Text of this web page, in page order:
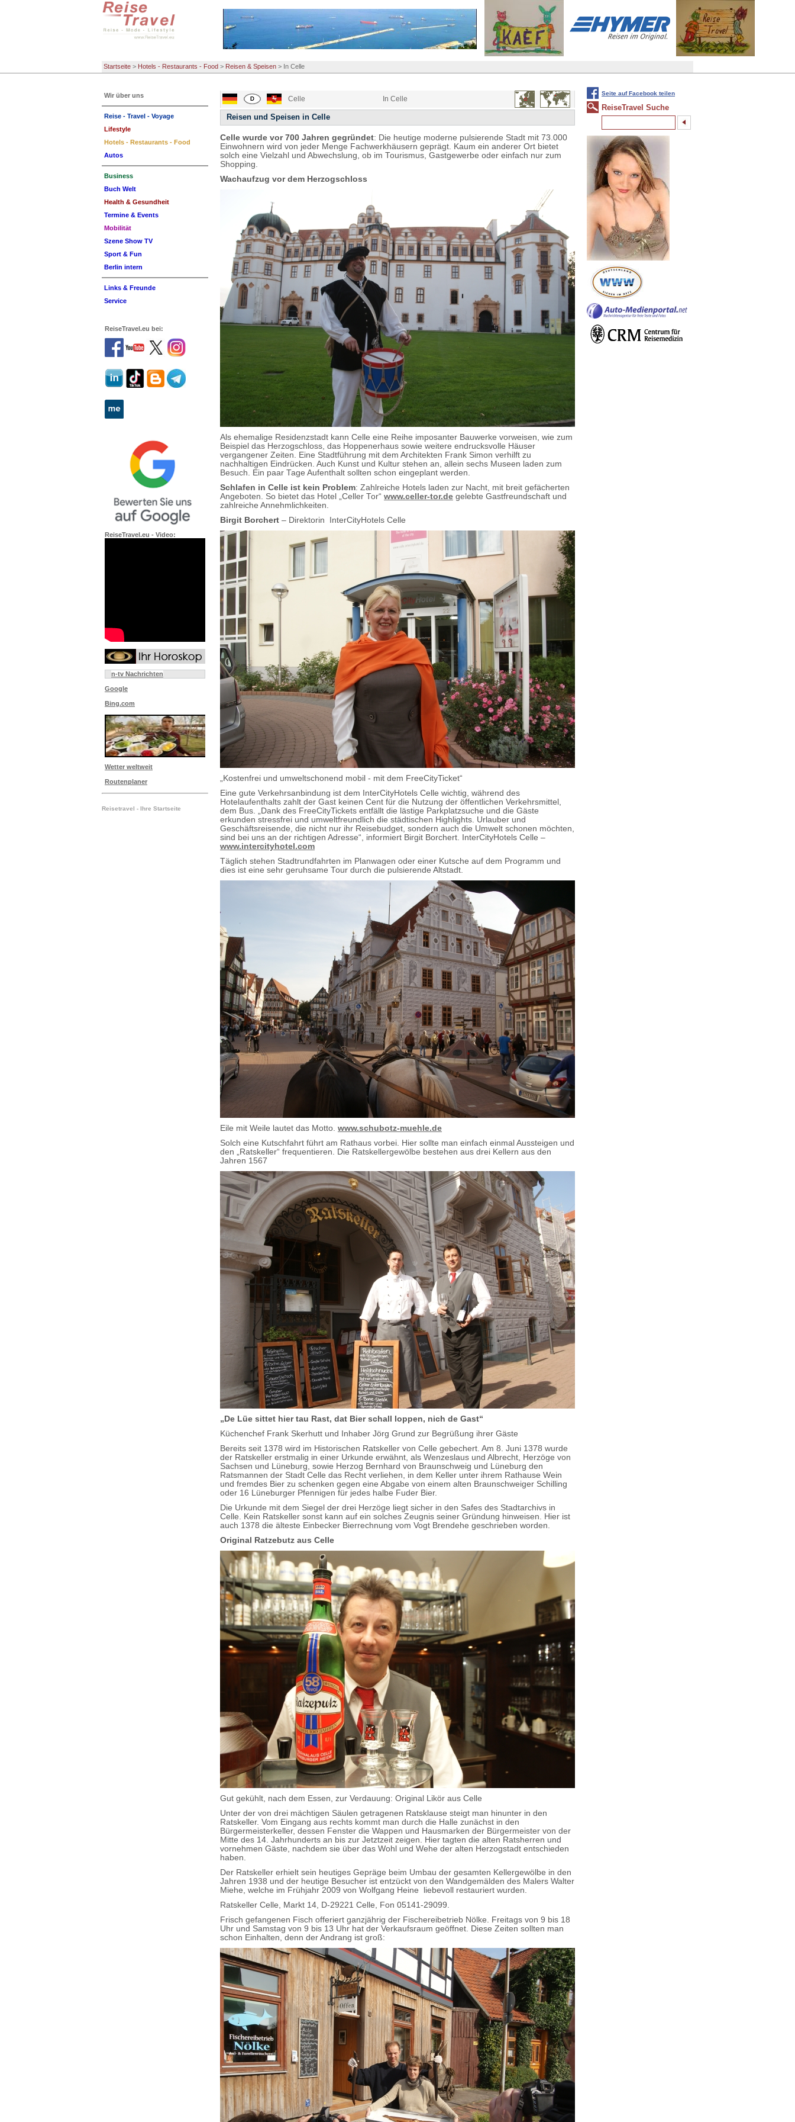
Startseite > Hotels - Restaurants - Food > Reisen & Speisen > In Celle
Celle In Celle
Reisen und Speisen in Celle
Celle wurde vor 700 Jahren gegründet: Die heutige moderne pulsierende Stadt mit 73.000
Einwohnern wird von jeder Menge Fachwerkhäusern geprägt. Kaum ein anderer Ort bietet
solch eine Vielzahl und Abwechslung, ob im Tourismus, Gastgewerbe oder einfach nur zum
Shopping.
Wachaufzug vor dem Herzogschloss
Als ehemalige Residenzstadt kann Celle eine Reihe imposanter Bauwerke vorweisen, wie zum
Beispiel das Herzogschloss, das Hoppenerhaus sowie weitere endrucksvolle Häuser
vergangener Zeiten. Eine Stadtführung mit dem Architekten Frank Simon verhilft zu
nachhaltigen Eindrücken. Auch Kunst und Kultur stehen an, allein sechs Museen laden zum
Besuch. Ein paar Tage Aufenthalt sollten schon eingeplant werden.
Schlafen in Celle ist kein Problem: Zahlreiche Hotels laden zur Nacht, mit breit gefächerten
Angeboten. So bietet das Hotel „Celler Tor“ www.celler-tor.de gelebte Gastfreundschaft und
zahlreiche Annehmlichkeiten.
Birgit Borchert – Direktorin InterCityHotels Celle
„Kostenfrei und umweltschonend mobil - mit dem FreeCityTicket“
Eine gute Verkehrsanbindung ist dem InterCityHotels Celle wichtig, während des
Hotelaufenthalts zahlt der Gast keinen Cent für die Nutzung der öffentlichen Verkehrsmittel,
dem Bus. „Dank des FreeCityTickets entfällt die lästige Parkplatzsuche und die Gäste
erkunden stressfrei und umweltfreundlich die städtischen Highlights. Urlauber und
Geschäftsreisende, die nicht nur ihr Reisebudget, sondern auch die Umwelt schonen möchten,
sind bei uns an der richtigen Adresse“, informiert Birgit Borchert. InterCityHotels Celle –
www.intercityhotel.com
Täglich stehen Stadtrundfahrten im Planwagen oder einer Kutsche auf dem Programm und
dies ist eine sehr geruhsame Tour durch die pulsierende Altstadt.
Eile mit Weile lautet das Motto. www.schubotz-muehle.de
Solch eine Kutschfahrt führt am Rathaus vorbei. Hier sollte man einfach einmal Aussteigen und
den „Ratskeller“ frequentieren. Die Ratskellergewölbe bestehen aus drei Kellern aus den
Jahren 1567
„De Lüe sittet hier tau Rast, dat Bier schall loppen, nich de Gast“
Küchenchef Frank Skerhutt und Inhaber Jörg Grund zur Begrüßung ihrer Gäste
Bereits seit 1378 wird im Historischen Ratskeller von Celle gebechert. Am 8. Juni 1378 wurde
der Ratskeller erstmalig in einer Urkunde erwähnt, als Wenzeslaus und Albrecht, Herzöge von
Sachsen und Lüneburg, sowie Herzog Bernhard von Braunschweig und Lüneburg den
Ratsmannen der Stadt Celle das Recht verliehen, in dem Keller unter ihrem Rathause Wein
und fremdes Bier zu schenken gegen eine Abgabe von einem alten Braunschweiger Schilling
oder 16 Lüneburger Pfennigen für jedes halbe Fuder Bier.
Die Urkunde mit dem Siegel der drei Herzöge liegt sicher in den Safes des Stadtarchivs in
Celle. Kein Ratskeller sonst kann auf ein solches Zeugnis seiner Gründung hinweisen. Hier ist
auch 1378 die älteste Einbecker Bierrechnung vom Vogt Brendehe geschrieben worden.
Original Ratzebutz aus Celle
Gut gekühlt, nach dem Essen, zur Verdauung: Original Likör aus Celle
Unter der von drei mächtigen Säulen getragenen Ratsklause steigt man hinunter in den
Ratskeller. Vom Eingang aus rechts kommt man durch die Halle zunächst in den
Bürgermeisterkeller, dessen Fenster die Wappen und Hausmarken der Bürgermeister von der
Mitte des 14. Jahrhunderts an bis zur Jetztzeit zeigen. Hier tagten die alten Ratsherren und
vornehmen Gäste, nachdem sie über das Wohl und Wehe der alten Herzogstadt entschieden
haben.
Der Ratskeller erhielt sein heutiges Gepräge beim Umbau der gesamten Kellergewölbe in den
Jahren 1938 und der heutige Besucher ist entzückt von den Wandgemälden des Malers Walter
Miehe, welche im Frühjahr 2009 von Wolfgang Heine liebevoll restauriert wurden.
Ratskeller Celle, Markt 14, D-29221 Celle, Fon 05141-29099.
Frisch gefangenen Fisch offeriert ganzjährig der Fischereibetrieb Nölke. Freitags von 9 bis 18
Uhr und Samstag von 9 bis 13 Uhr hat der Verkaufsraum geöffnet. Diese Zeiten sollten man
schon Einhalten, denn der Andrang ist groß:
Wir über uns
Reise - Travel - Voyage
Lifestyle
Hotels - Restaurants - Food
Autos
Business
Buch Welt
Health & Gesundheit
Termine & Events
Mobilität
Szene Show TV
Sport & Fun
Berlin intern
Links & Freunde
Service
ReiseTravel.eu bei:
ReiseTravel.eu - Video:
n-tv Nachrichten
Google
Bing.com
Wetter weltweit
Routenplaner
Reisetravel - Ihre Startseite
Seite auf Facebook teilen
ReiseTravel Suche